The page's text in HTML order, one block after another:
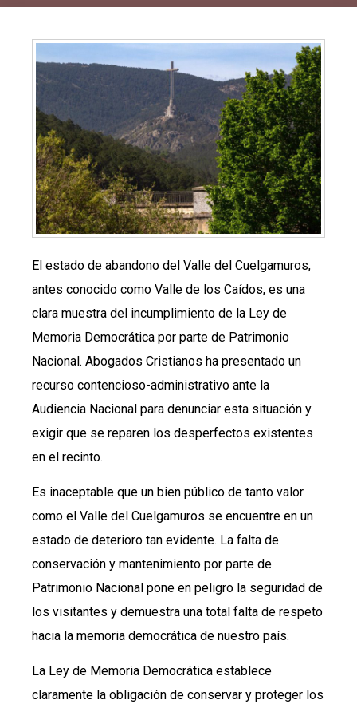
El estado de abandono del Valle del Cuelgamuros,
antes conocido como Valle de los Caídos, es una
clara muestra del incumplimiento de la Ley de
Memoria Democrática por parte de Patrimonio
Nacional. Abogados Cristianos ha presentado un
recurso contencioso-administrativo ante la
Audiencia Nacional para denunciar esta situación y
exigir que se reparen los desperfectos existentes
en el recinto.
Es inaceptable que un bien público de tanto valor
como el Valle del Cuelgamuros se encuentre en un
estado de deterioro tan evidente. La falta de
conservación y mantenimiento por parte de
Patrimonio Nacional pone en peligro la seguridad de
los visitantes y demuestra una total falta de respeto
hacia la memoria democrática de nuestro país.
La Ley de Memoria Democrática establece
claramente la obligación de conservar y proteger los